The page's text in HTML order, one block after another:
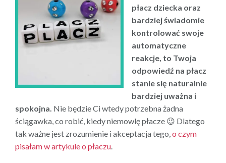
płacz dziecka oraz
bardziej świadomie
kontrolować swoje
automatyczne
reakcje, to Twoja
odpowiedź na płacz
stanie się naturalnie
bardziej uważna i
spokojna. Nie będzie Ci wtedy potrzebna żadna
ściągawka, co robić, kiedy niemowlę płacze 😉 Dlatego
tak ważne jest zrozumienie i akceptacja tego,o czym
pisałam w artykule o płaczu.